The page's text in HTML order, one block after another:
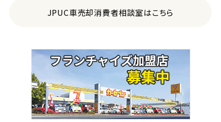
JPUC車売却消費者相談室はこちら